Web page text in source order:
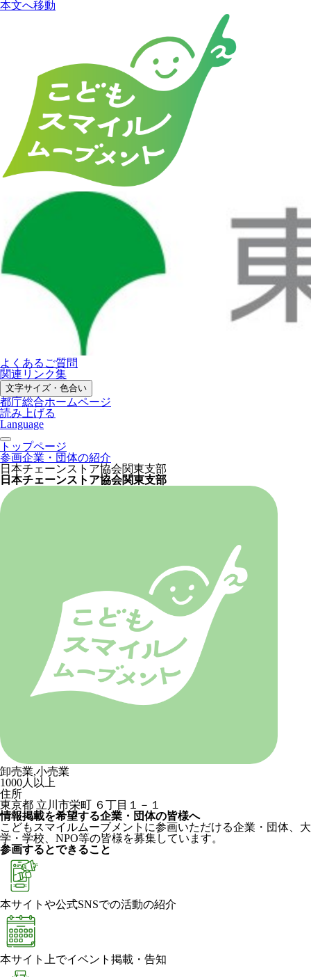
本文へ移動
よくあるご質問
関連リンク集
文字サイズ・色合い
都庁総合ホームページ
読み上げる
Language
トップページ
参画企業・団体の紹介
日本チェーンストア協会関東支部
日本チェーンストア協会関東支部
卸売業,小売業
1000人以上
住所
東京都 立川市栄町 ６丁目１－１
情報掲載を希望する企業・団体の皆様へ
こどもスマイルムーブメントに参画いただける企業・団体、大
学・学校、NPO等の皆様を募集しています。
参画するとできること
本サイトや公式SNSでの活動の紹介
本サイト上でイベント掲載・告知